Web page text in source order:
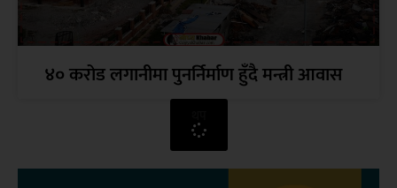
४० करोड लगानीमा पुनर्निर्माण हुँदै मन्त्री आवास